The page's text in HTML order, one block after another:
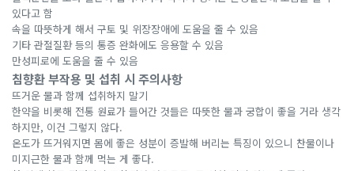
있다고 함
속을 따뜻하게 해서 구토 및 위장장애에 도움을 줄 수 있음
기타 관절질환 등의 통증 완화에도 응용할 수 있음
만성피로에 도움을 줄 수 있음
침향환 부작용 및 섭취 시 주의사항
뜨거운 물과 함께 섭취하지 말기
한약을 비롯해 전통 원료가 들어간 것들은 따뜻한 물과 궁합이 좋을 거라 생각
하지만, 이건 그렇지 않다.
온도가 뜨거워지면 몸에 좋은 성분이 증발해 버리는 특징이 있으니 찬물이나
미지근한 물과 함께 먹는 게 좋다.